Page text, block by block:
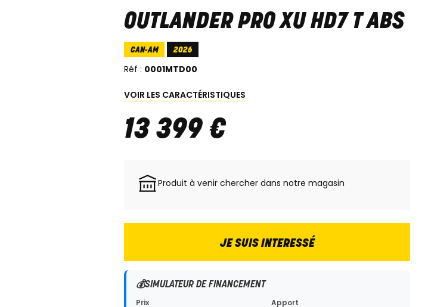
OUTLANDER PRO XU HD7 T ABS
CAN-AM 2026
Réf : 0001MTD00
VOIR LES CARACTÉRISTIQUES
13 399 €
Produit à venir chercher dans notre magasin
JE SUIS INTERESSÉ
💰SIMULATEUR DE FINANCEMENT
Prix Apport